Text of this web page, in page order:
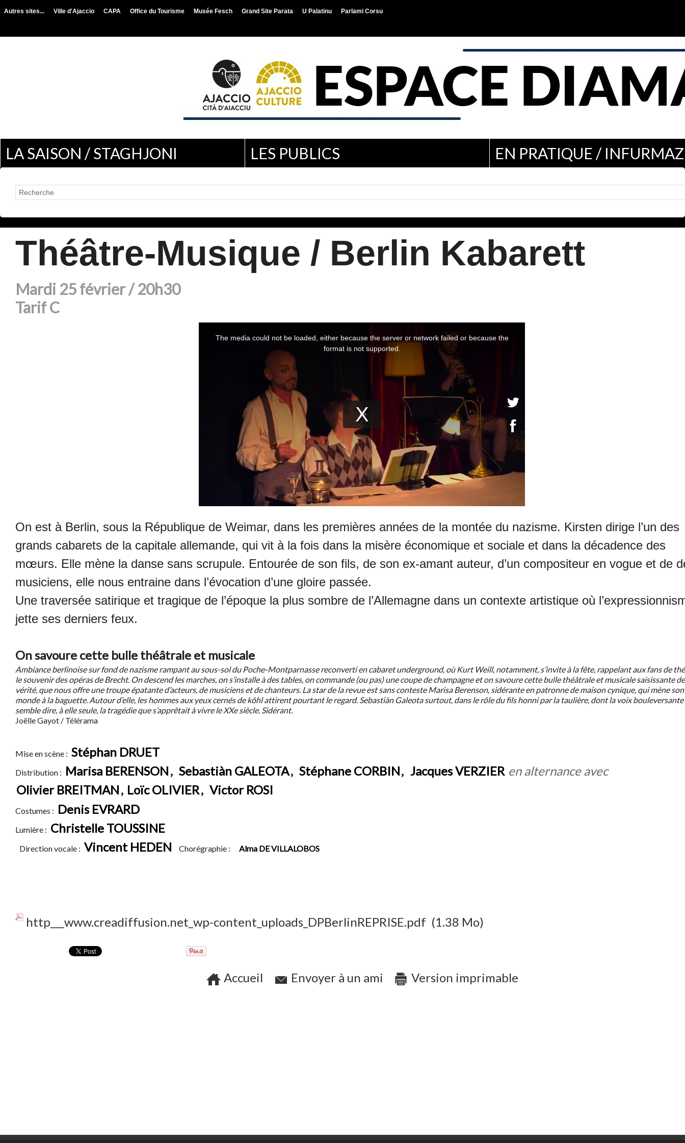
Autres sites... Ville d'Ajaccio CAPA Office du Tourisme Musée Fesch Grand Site Parata U Palatinu Parlami Corsu
LA SAISON / STAGHJONI LES PUBLICS EN PRATIQUE /
Théâtre-Musique / Berlin Kabarett
Mardi 25 février / 20h30
Tarif C
On est à Berlin, sous la République de Weimar, dans les premières années de la montée du nazisme. Kirsten dirige l’un des
grands cabarets de la capitale allemande, qui vit à la fois dans la misère économique et sociale et dans la décadence des
mœurs. Elle mène la danse sans scrupule. Entourée de son fils, de son ex-amant auteur, d’un compositeur en vogue et de
musiciens, elle nous entraine dans l’évocation d’une gloire passée.
Une traversée satirique et tragique de l’époque la plus sombre de l’Allemagne dans un contexte artistique où
jette ses derniers feux.
On savoure cette bulle théâtrale et musicale
Ambiance berlinoise sur fond de nazisme rampant au sous-sol du Poche-Montparnasse reconverti en cabaret underground, où Kurt Weill, notamment, s’invite à la fête, rappelant aux fans de
le souvenir des opéras de Brecht. On descend les marches, on s’installe à des tables, on commande (ou pas) une coupe de champagne et on savoure cette bulle théâtrale et musicale saisissante de
vérité, que nous offre une troupe épatante d’acteurs, de musiciens et de chanteurs. La star de la revue est sans conteste Marisa Berenson, sidérante en patronne de maison cynique, qui mène son
monde à la baguette. Autour d’elle, les hommes aux yeux cernés de kôhl attirent pourtant le regard. Sebastiàn Galeota surtout, dans le rôle du fils honni par la taulière, dont la voix bouleversante
semble dire, à elle seule, la tragédie que s’apprêtait à vivre le XXe siècle. Sidérant.
Joëlle Gayot / Télérama
Mise en scène : Stéphan DRUET
Distribution : Marisa BERENSON, Sebastiàn GALEOTA, Stéphane CORBIN, Jacques VERZIER en alternance avec
Olivier BREITMAN, Loïc OLIVIER, Victor ROSI
Costumes : Denis EVRARD
Lumière : Christelle TOUSSINE
Direction vocale : Vincent HEDEN Chorégraphie : Alma DE VILLALOBOS
http___www.creadiffusion.net_wp-content_uploads_DPBerlinREPRISE.pdf (1.38 Mo)
Accueil Envoyer à un ami Version imprimable